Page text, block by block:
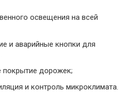
освещения на всей
и аварийные кнопки для
покрытие дорожек;
и контроль микроклимата.